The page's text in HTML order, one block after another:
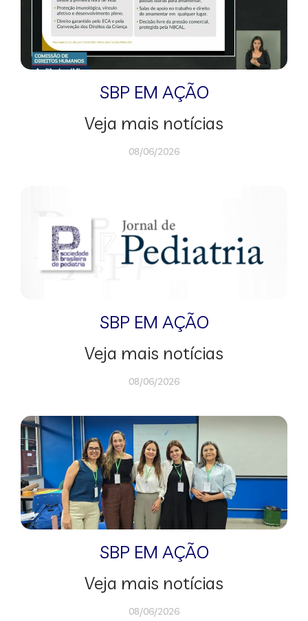
SBP EM AÇÃO
Veja mais notícias
08/06/2026
SBP EM AÇÃO
Veja mais notícias
08/06/2026
SBP EM AÇÃO
Veja mais notícias
08/06/2026